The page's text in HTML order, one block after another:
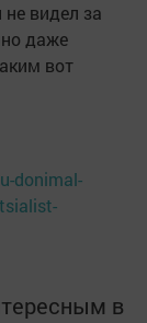
видел за
даже
вот
donimal-
в